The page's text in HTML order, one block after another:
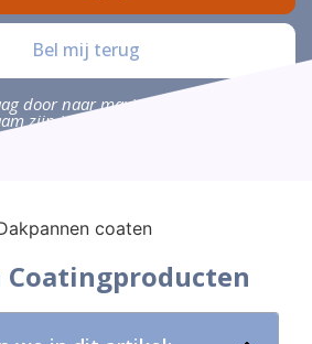
Bel mij terug
door naar maximaal 4 bedrijven die
zijn in uw omgeving.
Coatingproducten